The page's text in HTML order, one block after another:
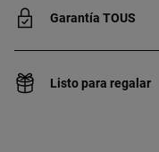
Garantía TOUS
Listo para regalar